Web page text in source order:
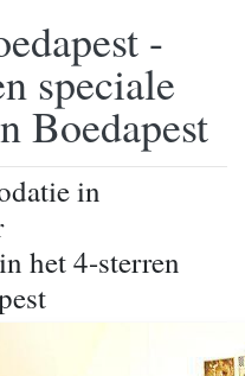
-
speciale
Boedapest
in
het 4-sterren